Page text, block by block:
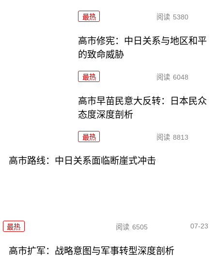
最热 阅读 5380
高市修宪：中日关系与地区和平
的致命威胁
最热 阅读 6048
高市早苗民意大反转：日本民众
态度深度剖析
最热 阅读 8813
高市路线：中日关系面临断崖式冲击
最热 阅读 6505 07-23
高市扩军：战略意图与军事转型深度剖析